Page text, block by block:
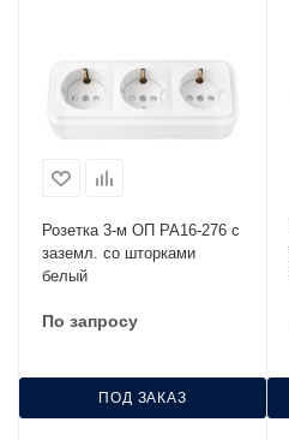
Розетка 3-м ОП РА16-276 с
заземл. со шторками
белый
По запросу
ПОД ЗАКАЗ